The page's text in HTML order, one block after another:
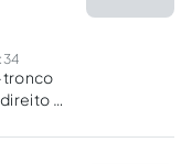
tronco
à